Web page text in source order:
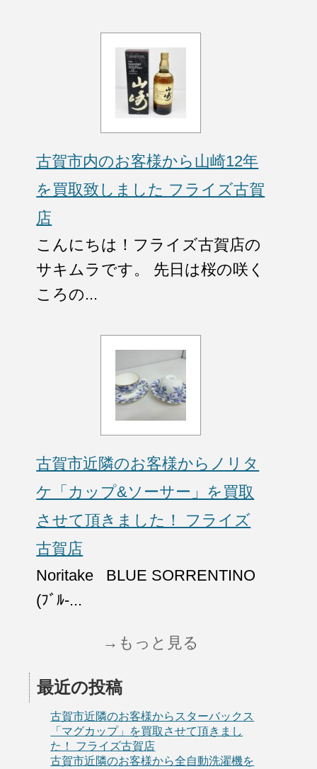
古賀市内のお客様から山崎12年
を買取致しました フライズ古賀
店
こんにちは！フライズ古賀店の
サキムラです。 先日は桜の咲く
ころの...
古賀市近隣のお客様からノリタ
ケ「カップ&ソーサー」を買取
させて頂きました！ フライズ
古賀店
Noritake BLUE SORRENTINO
(ﾌﾞﾙ-...
→もっと見る
最近の投稿
古賀市近隣のお客様からスターバックス
「マグカップ」を買取させて頂きまし
た！ フライズ古賀店
古賀市近隣のお客様から全自動洗濯機を